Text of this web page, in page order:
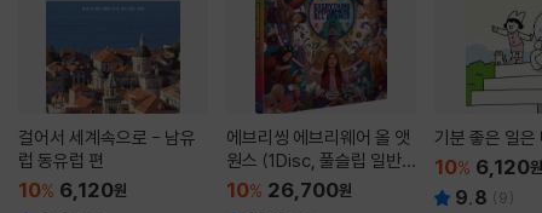
걸어서 세계속으로 - 남유
럽 동유럽 편
10% 6,120원
에브리씽 에브리웨어 올 앳
원스 (1Disc, 풀슬립 일반
판) : 블루레이
10% 26,700원
기분 좋은 일은
10% 6,120원
9.8 (9)